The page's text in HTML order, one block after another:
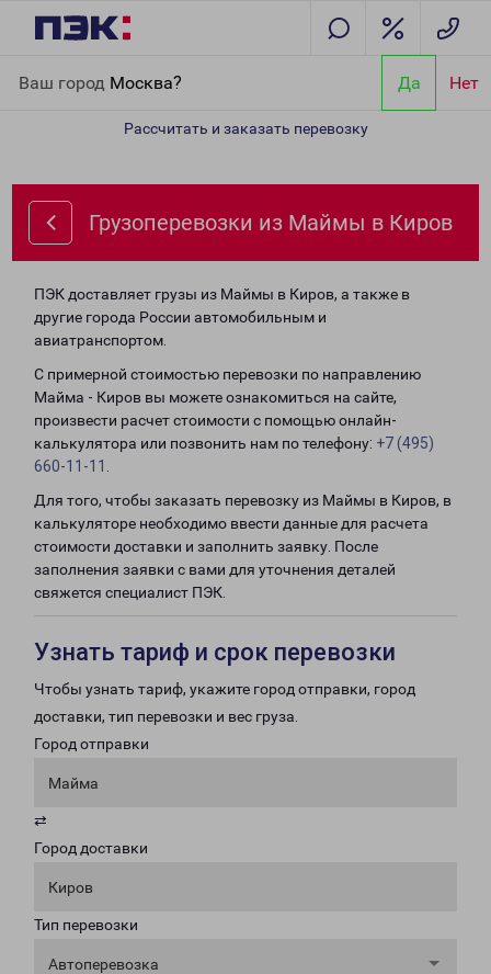
Ваш город Москва? Да Нет
Рассчитать и заказать перевозку
Грузоперевозки из Маймы в Киров
ПЭК доставляет грузы из Маймы в Киров, а также в
другие города России автомобильным и
авиатранспортом.
С примерной стоимостью перевозки по направлению
Майма - Киров вы можете ознакомиться на сайте,
произвести расчет стоимости с помощью онлайн-
калькулятора или позвонить нам по телефону: +7 (495)
660-11-11
Для того, чтобы заказать перевозку из Маймы в Киров, в
калькуляторе необходимо ввести данные для расчета
стоимости доставки и заполнить заявку. После
заполнения заявки с вами для уточнения деталей
свяжется специалист ПЭК.
Узнать тариф и срок перевозки
Чтобы узнать тариф, укажите город отправки, город
доставки, тип перевозки и вес груза.
Город отправки
Майма
⇄
Город доставки
Киров
Тип перевозки
Автоперевозка